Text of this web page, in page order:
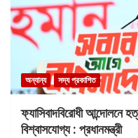
অন্যান্য সদ্য প্রকাশিত
ফ্যাসিবাদবিরোধী আন্দোলনে
বিশ্বাসযোগ্য : প্রধানমন্ত্রী